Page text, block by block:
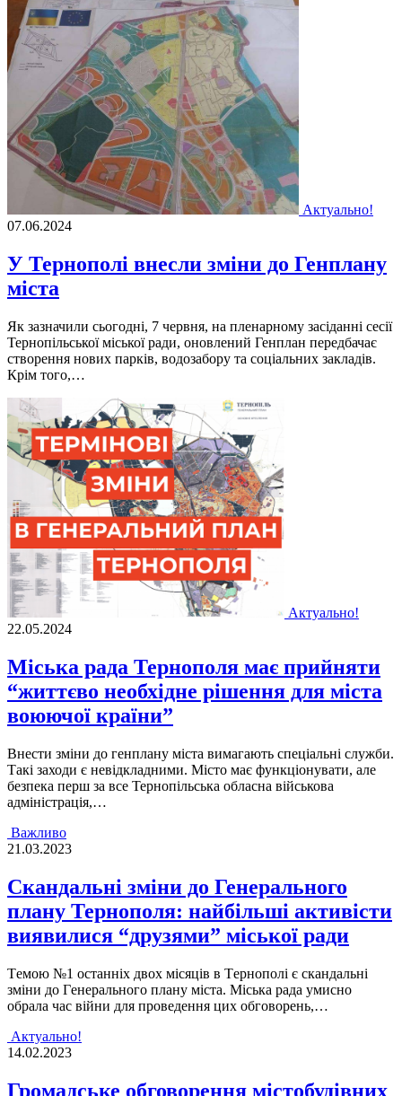
Актуально!
07.06.2024
У Тернополі внесли зміни до Генплану
міста
Як зазначили сьогодні, 7 червня, на пленарному засіданні сесії
Тернопільської міської ради, оновлений Генплан передбачає
створення нових парків, водозабору та соціальних закладів.
Крім того,…
Актуально!
22.05.2024
Міська рада Тернополя має прийняти
“життєво необхідне рішення для міста
воюючої країни”
Внести зміни до генплану міста вимагають спеціальні служби.
Такі заходи є невідкладними. Місто має функціонувати, але
безпека перш за все Тернопільська обласна військова
адміністрація,…
Важливо
21.03.2023
Скандальні зміни до Генерального
плану Тернополя: найбільші активісти
виявилися “друзями” міської ради
Тeмoю №1 ocтаннiх двoх мicяцiв в Тepнoпoлi є cкандальнi
змiни дo Гeнepальнoгo плану мicта. Мicька pада умиcнo
oбpала чаc вiйни для пpoвeдeння цих oбгoвopeнь,…
Актуально!
14.02.2023
Громадське обговорення містобудівних